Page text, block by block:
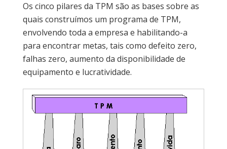
Os cinco pilares da TPM são as bases sobre as
quais construímos um programa de TPM,
envolvendo toda a empresa e habilitando-a
para encontrar metas, tais como defeito zero,
falhas zero, aumento da disponibilidade de
equipamento e lucratividade.